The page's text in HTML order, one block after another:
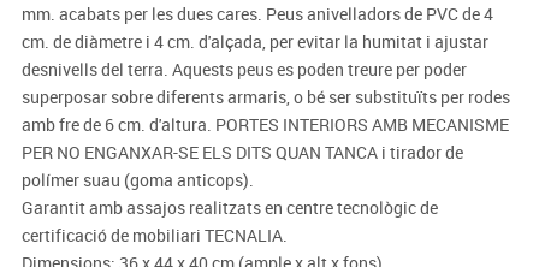
mm. acabats per les dues cares. Peus anivelladors de PVC de 4
cm. de diàmetre i 4 cm. d'alçada, per evitar la humitat i ajustar
desnivells del terra. Aquests peus es poden treure per poder
superposar sobre diferents armaris, o bé ser substituïts per rodes
amb fre de 6 cm. d'altura. PORTES INTERIORS AMB MECANISME
PER NO ENGANXAR-SE ELS DITS QUAN TANCA i tirador de
polímer suau (goma anticops).
Garantit amb assajos realitzats en centre tecnològic de
certificació de mobiliari TECNALIA.